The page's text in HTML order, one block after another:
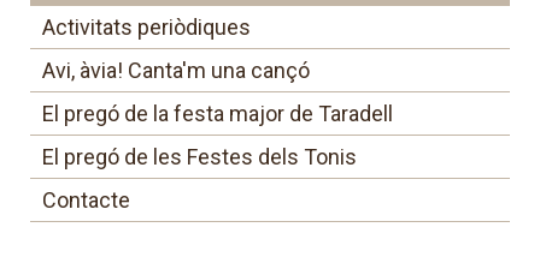
Activitats periòdiques
Avi, àvia! Canta'm una cançó
El pregó de la festa major de Taradell
El pregó de les Festes dels Tonis
Contacte